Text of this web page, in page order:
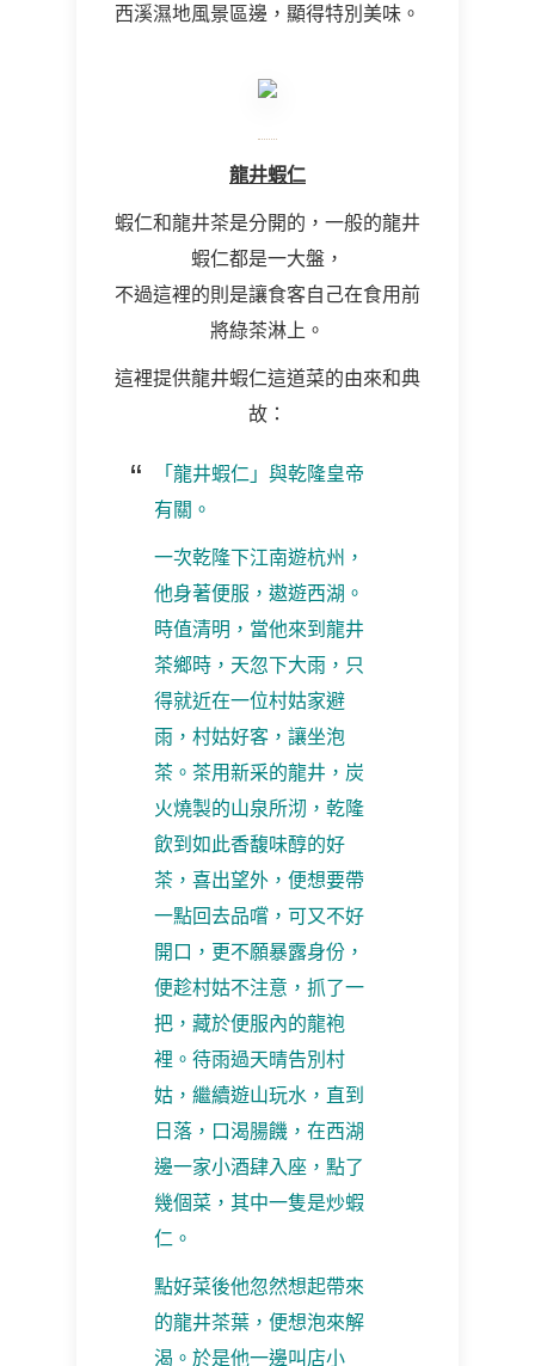
西溪濕地風景區邊，顯得特別美味。
龍井蝦仁
蝦仁和龍井茶是分開的，一般的龍井
蝦仁都是一大盤，
不過這裡的則是讓食客自己在食用前
將綠茶淋上。
這裡提供龍井蝦仁這道菜的由來和典
故：
「龍井蝦仁」與乾隆皇帝
有關。
一次乾隆下江南遊杭州，
他身著便服，遨遊西湖。
時值清明，當他來到龍井
茶鄉時，天忽下大雨，只
得就近在一位村姑家避
雨，村姑好客，讓坐泡
茶。茶用新采的龍井，炭
火燒製的山泉所沏，乾隆
飲到如此香馥味醇的好
茶，喜出望外，便想要帶
一點回去品嚐，可又不好
開口，更不願暴露身份，
便趁村姑不注意，抓了一
把，藏於便服內的龍袍
裡。待雨過天晴告別村
姑，繼續遊山玩水，直到
日落，口渴腸饑，在西湖
邊一家小酒肆入座，點了
幾個菜，其中一隻是炒蝦
仁。
點好菜後他忽然想起帶來
的龍井茶葉，便想泡來解
渴。於是他一邊叫店小